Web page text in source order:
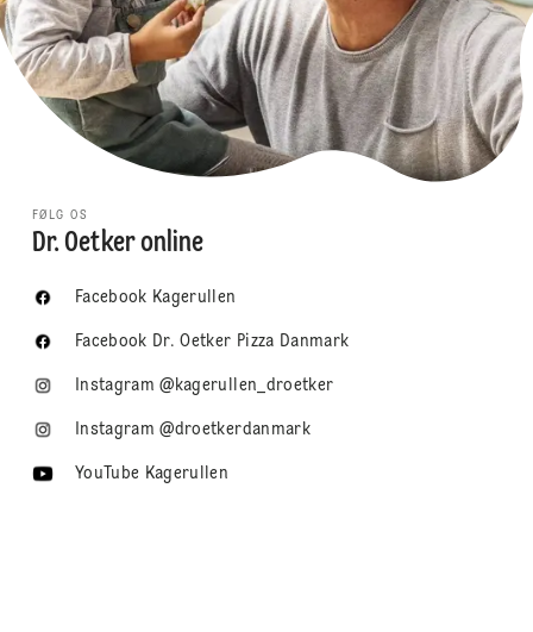
FØLG OS
Dr. Oetker online
Facebook Kagerullen
Facebook Dr. Oetker Pizza Danmark
Instagram @kagerullen_droetker
Instagram @droetkerdanmark
YouTube Kagerullen